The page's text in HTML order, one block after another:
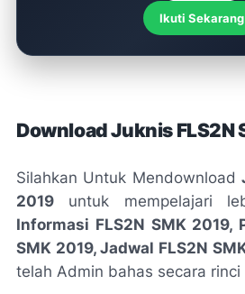
Ikuti Sekarang
Download Juknis FLS2N
Silahkan Untuk Mendownload
2019 untuk mempelajari
Informasi FLS2N SMK 2019,
SMK 2019, Jadwal FLS2N
telah Admin bahas secara rinci